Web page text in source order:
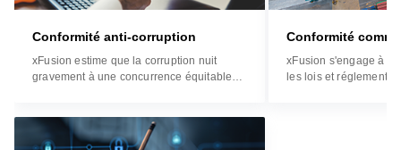
Conformité anti-corruption
xFusion estime que la corruption nuit
gravement à une concurrence équitable
de notre économie et de nos entreprises.
xFusion respecte les principes de conduite
Conformité
xFusion s'engage à
les lois et